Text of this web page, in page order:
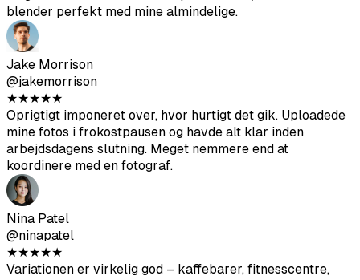
Hannah Lee
@hannahlee
★★★
Begyndte at få langt flere matches efter at opdatere min
profil med disse. Gik fra måske 5 likes om ugen til 20+.
Nogle fotos ser en smule for polerede ud, men de fleste
blender perfekt med mine almindelige.
Jake Morrison
@jakemorrison
★★★
Oprigtigt imponeret over, hvor hurtigt det gik. Uploadede
mine fotos i frokostpausen og havde alt klar inden
arbejdsdagens slutning. Meget nemmere end at
koordinere med en fotograf.